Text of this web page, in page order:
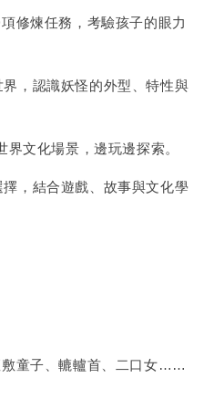
修煉任務，考驗孩子的眼力
，認識妖怪的外型、特性與
文化場景，邊玩邊探索。
，結合遊戲、故事與文化學
童子、轆轤首、二口女……